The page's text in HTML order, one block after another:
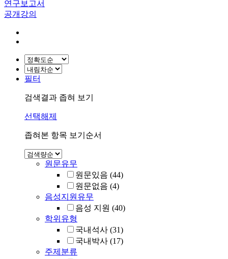
연구보고서
공개강의
필터
검색결과 좁혀 보기
선택해제
좁혀본 항목 보기순서
원문유무
원문있음 (44)
원문없음 (4)
음성지원유무
음성 지원 (40)
학위유형
국내석사 (31)
국내박사 (17)
주제분류